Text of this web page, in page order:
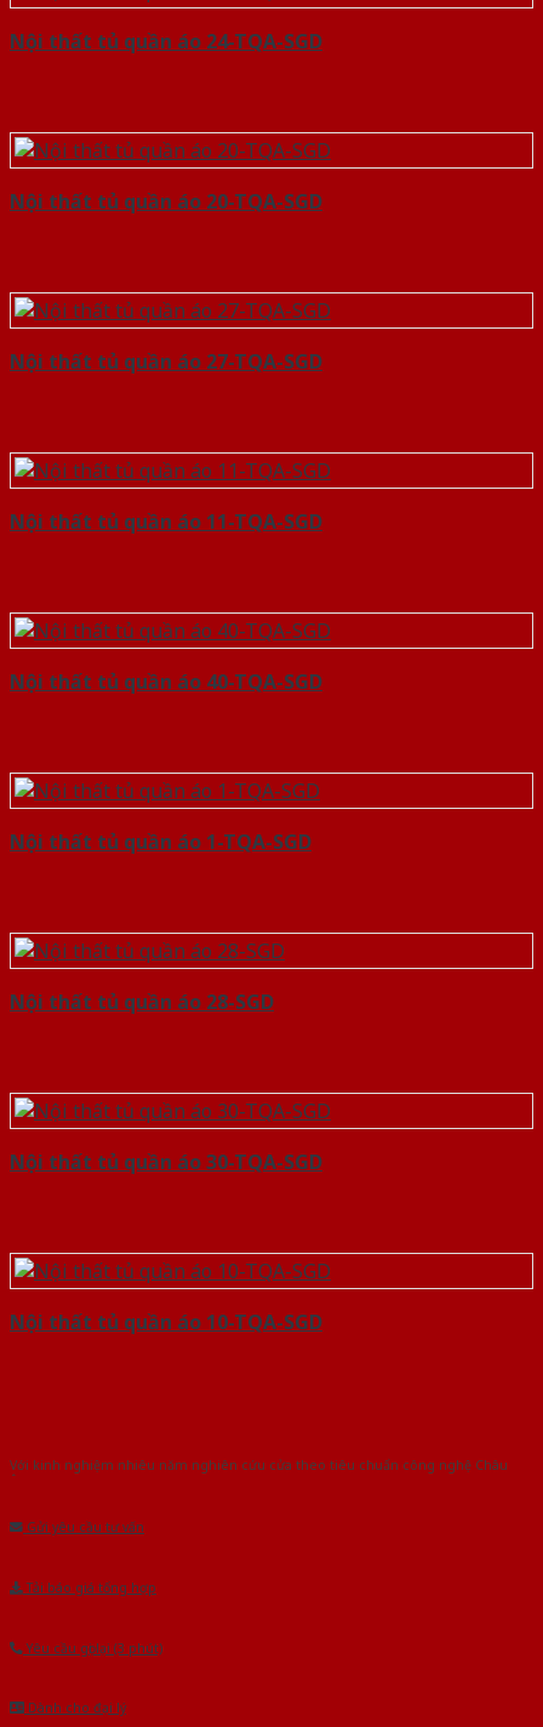
Nội thất tủ quần áo 24-TQA-SGD
Nội thất tủ quần áo 20-TQA-SGD
Nội thất tủ quần áo 27-TQA-SGD
Nội thất tủ quần áo 11-TQA-SGD
Nội thất tủ quần áo 40-TQA-SGD
Nội thất tủ quần áo 1-TQA-SGD
Nội thất tủ quần áo 28-SGD
Nội thất tủ quần áo 30-TQA-SGD
Nội thất tủ quần áo 10-TQA-SGD
Với kinh nghiệm nhiêu năm nghiên cứu cửa theo tiêu chuẩn công nghệ Châu
Gửi yêu cầu tư vấn
Tải báo giá tổng hợp
Yêu cầu gọi lại (3 phút)
Dành cho đại lý